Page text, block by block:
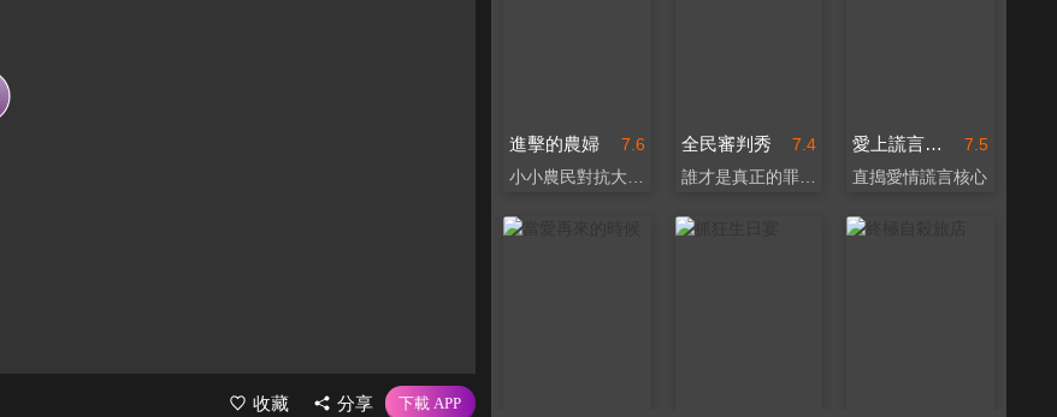
收藏 分享
7.6
進擊的農婦
小小農民對抗大財團
7.4
全民審判秀
誰才是真正的罪人？
7.5
愛上謊言的妻子
直搗愛情謊言核心